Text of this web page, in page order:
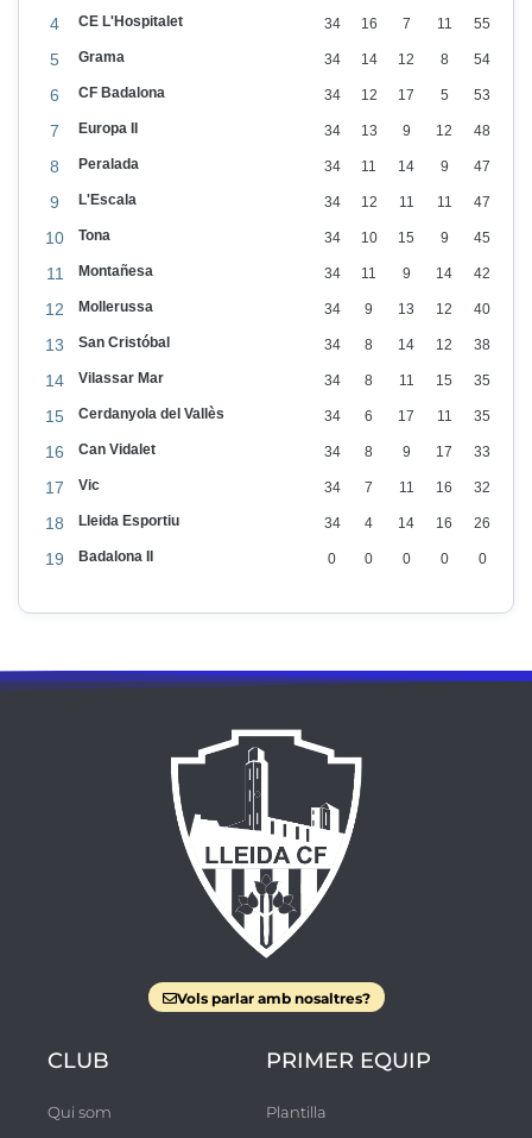
4 CE L'Hospitalet 34 16 7 11 55
5 Grama 34 14 12 8 54
6 CF Badalona 34 12 17 5 53
7 Europa II 34 13 9 12 48
8 Peralada 34 11 14 9 47
9 L'Escala 34 12 11 11 47
10 Tona 34 10 15 9 45
11 Montañesa 34 11 9 14 42
12 Mollerussa 34 9 13 12 40
13 San Cristóbal 34 8 14 12 38
14 Vilassar Mar 34 8 11 15 35
15 Cerdanyola del Vallès 34 6 17 11 35
16 Can Vidalet 34 8 9 17 33
17 Vic 34 7 11 16 32
18 Lleida Esportiu 34 4 14 16 26
19 Badalona II 0 0 0 0 0
Vols parlar amb nosaltres?
CLUB
Qui som
PRIMER EQUIP
Plantilla